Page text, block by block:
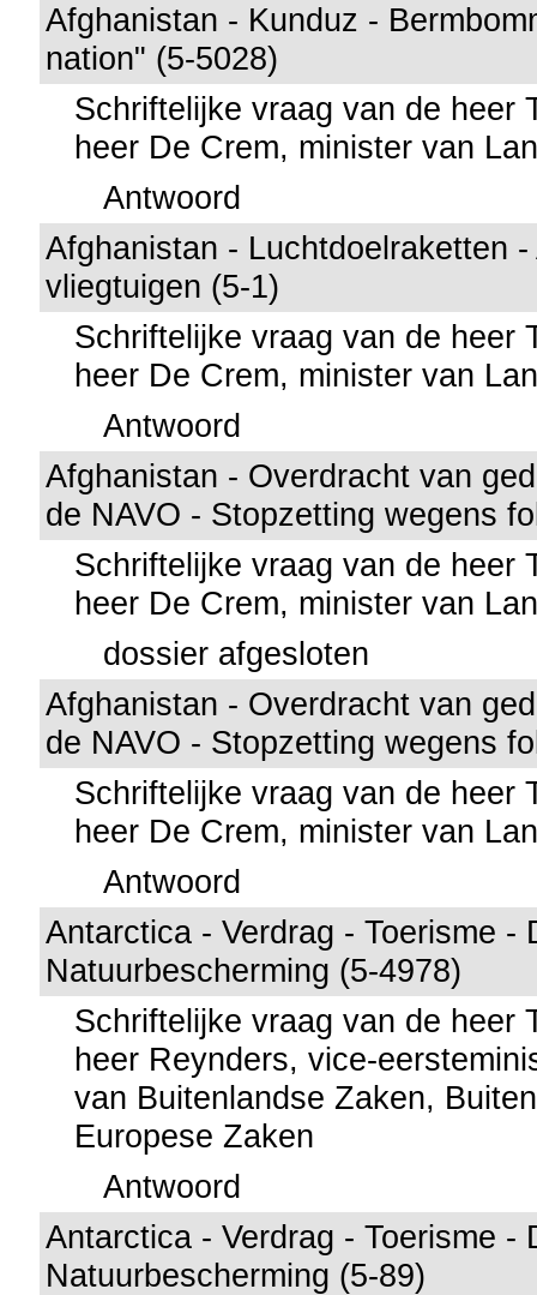
Afghanistan - Kunduz -
nation" (5-5028)
Schriftelijke vraag van de heer
heer De Crem, minister van
Antwoord
Afghanistan - Luchtdoelraketten
vliegtuigen (5-1)
Schriftelijke vraag van de heer
heer De Crem, minister van
Antwoord
Afghanistan - Overdracht van
de NAVO - Stopzetting wegens
Schriftelijke vraag van de heer
heer De Crem, minister van
dossier afgesloten
Afghanistan - Overdracht van
de NAVO - Stopzetting wegens
Schriftelijke vraag van de heer
heer De Crem, minister van
Antwoord
Antarctica - Verdrag - Toerisme -
Natuurbescherming (5-4978)
Schriftelijke vraag van de heer
heer Reynders, vice-
van Buitenlandse Zaken,
Europese Zaken
Antwoord
Antarctica - Verdrag - Toerisme -
Natuurbescherming (5-89)